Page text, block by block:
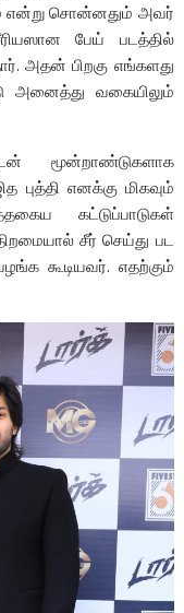
என்று சொன்னதும் அவர்
பேய் படத்தில்
அதன் பிறகு எங்களது
அனைத்து வகையிலும்
மூன்றாண்டுகளாக
புத்தி எனக்கு மிகவும்
கட்டுப்பாடுகள்
சீர் செய்து பட
கூடியவர்.‌ எதற்கும்